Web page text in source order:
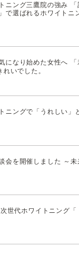
ニング三鷹院の強み
で選ばれるホワイトニ
になり始めた女性へ 「
れいでした。
ニングで「うれしい」
会を開催しました ～
世代ホワイトニング「